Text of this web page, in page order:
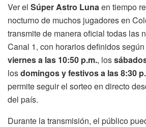
Ver el Súper Astro Lunaen tiempo
nocturno de muchos jugadores en
transmite de manera oficial todas las
Canal 1, con horarios definidos
viernes a las 10:50 p.m., los
losdomingos y festivos a las 8:30
permite seguir el sorteo en directo
del país.
Durante la transmisión, el público